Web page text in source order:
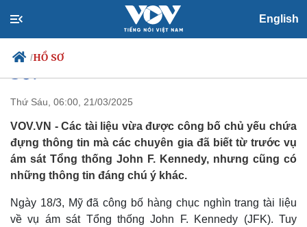
English
/HỒ SƠ
Chính trị
Đảng
Tổ chức nhân sự
Quốc hội
Xã hội
Tin 24h
Dự báo thời tiết
Giáo dục
Việc làm
Biển đảo
Thấy gì từ hồ sơ vụ ám sát Tổng
thống Kennedy mới được công
bố?
Thứ Sáu, 06:00, 21/03/2025
VOV.VN - Các tài liệu vừa được công bố chủ yếu chứa
đựng thông tin mà các chuyên gia đã biết từ trước vụ
ám sát Tổng thống John F. Kennedy, nhưng cũng có
những thông tin đáng chú ý khác.
Ngày 18/3, Mỹ đã công bố hàng chục nghìn trang tài liệu
về vụ ám sát Tổng thống John F. Kennedy (JFK). Tuy